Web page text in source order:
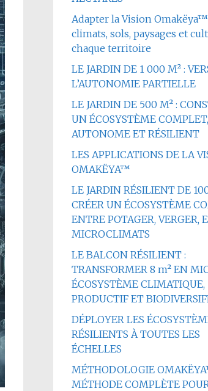
Adapter la Vision
climats, sols, paysages et
chaque territoire
LE JARDIN DE 1 000 M² :
L’AUTONOMIE PARTIELLE
LE JARDIN DE 500 M² :
UN ÉCOSYSTÈME COMPLET,
AUTONOME ET RÉSILIENT
LES APPLICATIONS DE LA
OMAKËYA™
LE JARDIN RÉSILIENT DE
CRÉER UN ÉCOSYSTÈME
ENTRE POTAGER, VERGER,
MICROCLIMATS
LE BALCON RÉSILIENT :
TRANSFORMER 8 m² EN
ÉCOSYSTÈME CLIMATIQUE,
PRODUCTIF ET
DÉPLOYER LES
RÉSILIENTS À TOUTES LES
ÉCHELLES
MÉTHODOLOGIE
MÉTHODE COMPLÈTE